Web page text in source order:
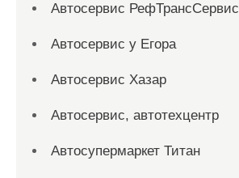
Автосервис РефТрансСервис
Автосервис у Егора
Автосервис Хазар
Автосервис, автотехцентр
Автосупермаркет Титан